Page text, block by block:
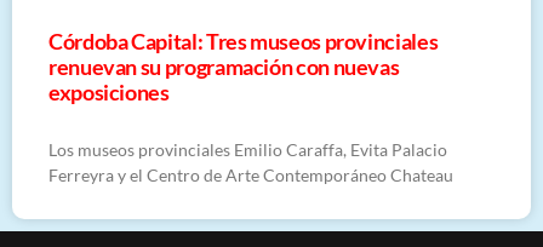
Córdoba Capital: Tres museos provinciales
renuevan su programación con nuevas
exposiciones
Los museos provinciales Emilio Caraffa, Evita Palacio
Ferreyra y el Centro de Arte Contemporáneo Chateau